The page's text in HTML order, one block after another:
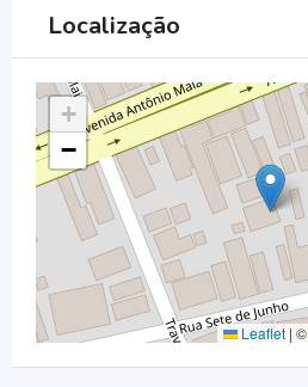
Localização
+
−
Leaflet | ©